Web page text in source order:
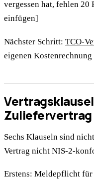
vergessen hat, fehlen 20
einfügen]
Nächster Schritt: TCO-
eigenen
Zuliefervertrag
Sechs Klauseln sind
Vertrag nicht NIS-2-
Erstens: Meldepflicht